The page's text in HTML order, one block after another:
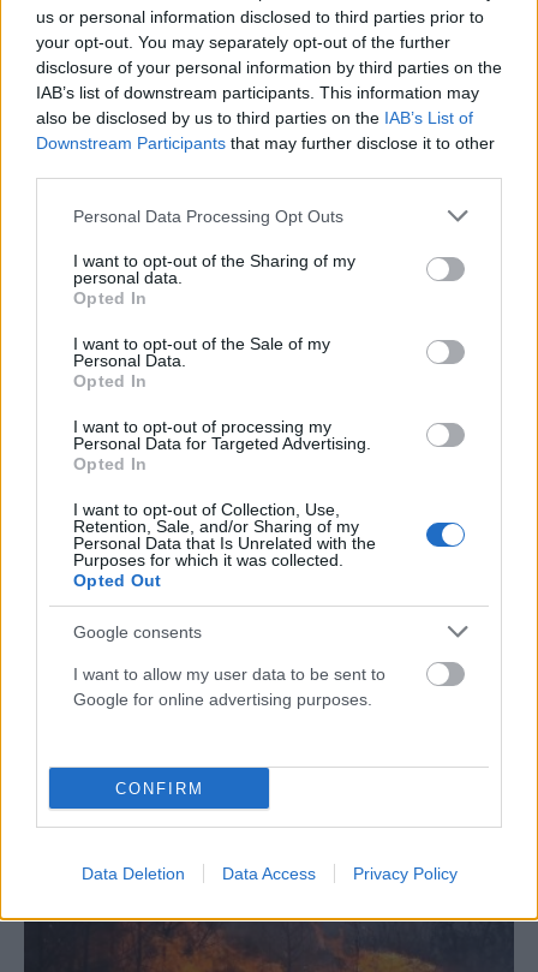
us or personal information disclosed to third parties prior to
your opt-out. You may separately opt-out of the further
disclosure of your personal information by third parties on the
IAB’s list of downstream participants. This information may
also be disclosed by us to third parties on the IAB’s List of
Downstream Participants that may further disclose it to other
Please note that this website/app uses one or more Google
not limited to your visit or usage behaviour. You may click to
grant or deny consent to Google and its third-party tags to
use your data for below specified purposes in below Google
consent section.
Personal Data Processing Opt Outs
I want to opt-out of the Sharing of my
personal data.
Opted In
I want to opt-out of the Sale of my
Personal Data.
Opted In
I want to opt-out of processing my
Personal Data for Targeted Advertising.
Opted In
I want to opt-out of Collection, Use,
Retention, Sale, and/or Sharing of my
Personal Data that Is Unrelated with the
Purposes for which it was collected.
Opted Out
Google consents
I want to allow my user data to be sent to
Google for online advertising purposes.
CONFIRM
Data Deletion Data Access Privacy Policy
ΕΛΛΆΔΑ
Ροδόπη: Δύο συλλήψεις για παράνομη μεταφορά
μεταναστών
ΑΝΑΡΤΗΘΗΚΕ ΑΠΟΕΛΕΑΝΑ ΖΑΜΠΑΡΑ
Σκιάθος: 15χρονος κατήγγειλε 17χρονο για σεξουαλική
κακοποίηση